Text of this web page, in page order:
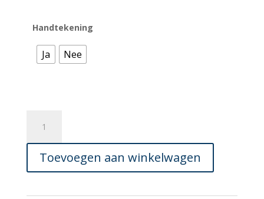
Handtekening
Ja Nee
Jeugdbal
aantalToevoegen aan winkelwagen